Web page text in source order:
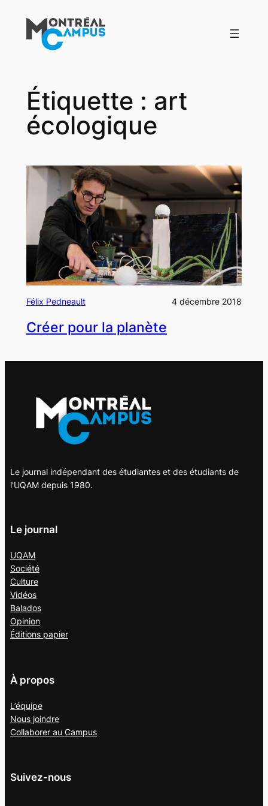
contenu
Étiquette : art
écologique
Félix Pedneault 4 décembre 2018
Créer pour la planète
Le journal indépendant des étudiantes et des étudiants de
l'UQAM depuis 1980.
Le journal
UQAM
Société
Culture
Vidéos
Balados
Opinion
Éditions papier
À propos
L’équipe
Nous joindre
Collaborer au Campus
Suivez-nous